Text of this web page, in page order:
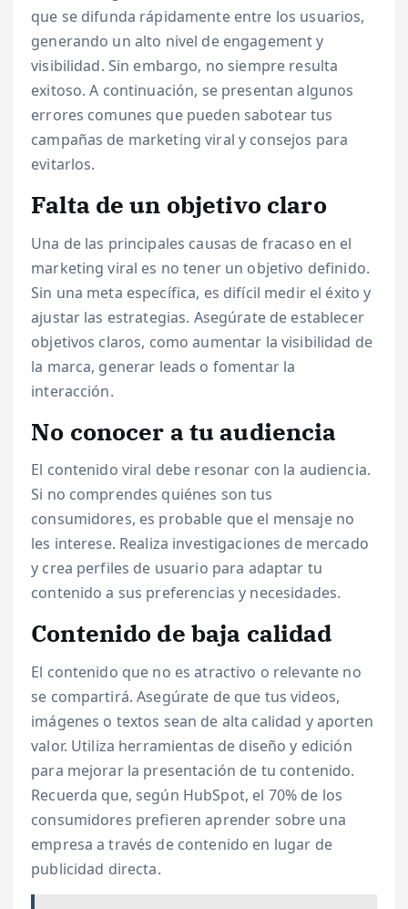
que se difunda rápidamente entre los usuarios,
generando un alto nivel de engagement y
visibilidad. Sin embargo, no siempre resulta
exitoso. A continuación, se presentan algunos
errores comunes que pueden sabotear tus
campañas de marketing viral y consejos para
evitarlos.
Falta de un objetivo claro
Una de las principales causas de fracaso en el
marketing viral es no tener un objetivo definido.
Sin una meta específica, es difícil medir el éxito y
ajustar las estrategias. Asegúrate de establecer
objetivos claros, como aumentar la visibilidad de
la marca, generar leads o fomentar la
interacción.
No conocer a tu audiencia
El contenido viral debe resonar con la audiencia.
Si no comprendes quiénes son tus
consumidores, es probable que el mensaje no
les interese. Realiza investigaciones de mercado
y crea perfiles de usuario para adaptar tu
contenido a sus preferencias y necesidades.
Contenido de baja calidad
El contenido que no es atractivo o relevante no
se compartirá. Asegúrate de que tus videos,
imágenes o textos sean de alta calidad y aporten
valor. Utiliza herramientas de diseño y edición
para mejorar la presentación de tu contenido.
Recuerda que, según HubSpot, el 70% de los
consumidores prefieren aprender sobre una
empresa a través de contenido en lugar de
publicidad directa.